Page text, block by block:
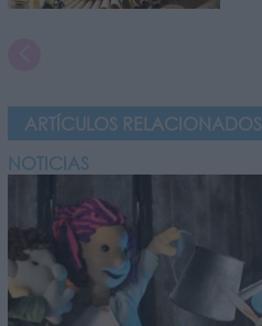
ARTÍCULOS RELACIONADOS
NOTICIAS